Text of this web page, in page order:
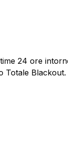
24 ore
Totale Blackout.